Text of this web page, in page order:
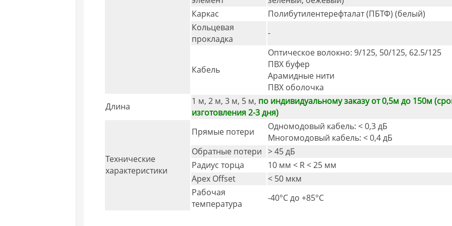
Каркас
Полибутилентерефталат (ПБТФ) (белый)
Кольцевая
прокладка
-
Кабель
Оптическое волокно: 9/125, 50/125, 62.5/125
ПВХ буфер
Арамидные нити
ПВХ оболочка
Длина
1 м, 2 м, 3 м, 5 м, по индивидуальному заказу от 0,5м до 150м
изготовления 2-3 дня)
Технические
характеристики
Прямые потери
Одномодовый кабель: < 0,3 дБ
Многомодовый кабель: < 0,4 дБ
Обратные потери > 45 дБ
Радиус торца
10 мм < R < 25 мм
Apex Offset
< 50 мкм
Рабочая
температура
-40°C дo +85°C